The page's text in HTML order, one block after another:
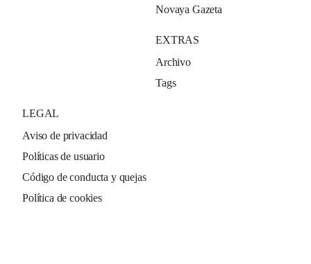
Novaya Gazeta
EXTRAS
Archivo
Tags
LEGAL
Aviso de privacidad
Políticas de usuario
Código de conducta y quejas
Política de cookies